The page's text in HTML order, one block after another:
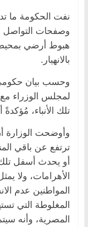
نفت الحكومة ما
وصفحات التواصل
هبوط أرضي بمحيط
بالانهيار.
وحسب بيان
لمجلس الوزراء مع
تلك الأنباء،
وأوضحت الوزارة
ترتفع عن باقي
أو يحدث أسفل
الأهرامات، ولا
المواطنين عدم
المغلوطة التي
المصرية، وأنه